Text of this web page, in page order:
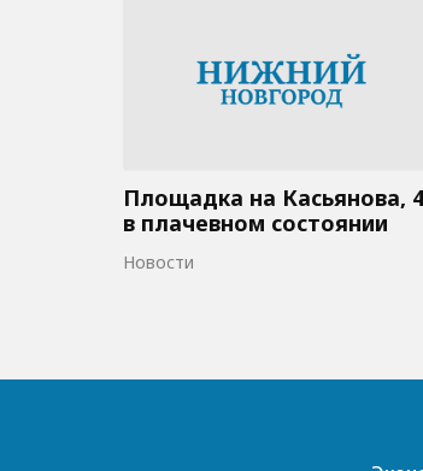
Площадка на Касьянова, 4
в плачевном состоянии
Новости